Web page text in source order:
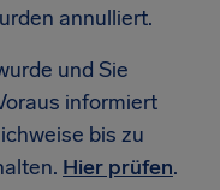
annulliert.
und Sie
informiert
bis zu
Hier prüfen.